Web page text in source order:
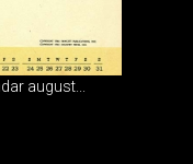
august...